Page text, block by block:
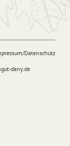
Datenschutz
dany.de